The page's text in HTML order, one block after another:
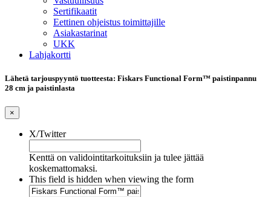
Sertifikaatit
Eettinen ohjeistus toimittajille
Asiakastarinat
UKK
Lahjakortti
Lähetä tarjouspyyntö tuotteesta: Fiskars Functional Form™ paistinpannu
28 cm ja paistinlasta
×
X/Twitter
Kenttä on validointitarkoituksiin ja tulee jättää
koskemattomaksi.
This field is hidden when viewing the form